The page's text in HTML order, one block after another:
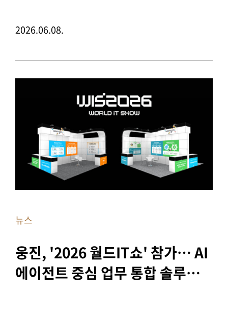
2026.06.08.
뉴스
웅진, '2026 월드IT쇼' 참가… AI
에이전트 중심 업무 통합 솔루션